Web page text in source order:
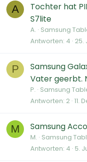
A
Tochter hat
S7lite
A. Samsung
Antworten 4 25.
P
Samsung
Vater geerbt.
P. Samsung
Antworten 2 11.
M Samsung
M. Samsung
Antworten 4 5.